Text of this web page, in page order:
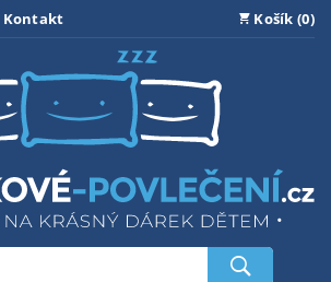
Kontakt Košík (0)